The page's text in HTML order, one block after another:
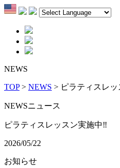
NEWS
TOP> NEWS > ピラティスレ
NEWSニュース
ピラティスレッスン実施中‼️
2026/05/22
お知らせ